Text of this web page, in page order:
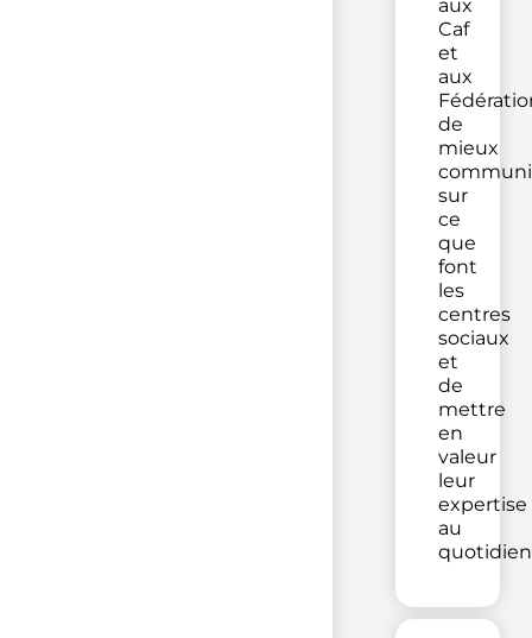
aux
Caf
et
aux
de
mieux
sur
ce
que
font
les
centres
sociaux
et
de
mettre
en
valeur
leur
expertise
au